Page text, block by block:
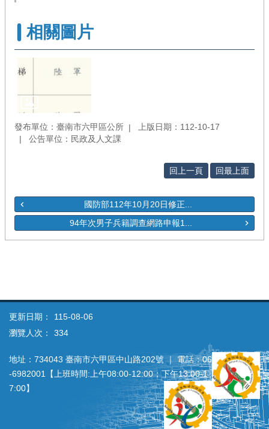
相關圖片
發布單位：臺南市六甲區公所
上版日期：112-10-17
公告單位：民政及人文課
回上一頁 回最上面
國防部112年10月20日修正...
94年次男子兵籍調查網路申報1...
更新日期：
115-08-06
瀏覽人次：
334
地址：734043 臺南市六甲區中山路202號 ｜ 電話：06
‐6982001【上班時間:上午08:00‐12:00；下午13:00‐1
7:00】